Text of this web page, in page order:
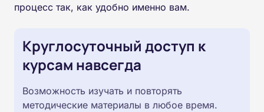
процесс так, как удобно именно вам.
Круглосуточный доступ к
курсам навсегда
Возможность изучать и повторять
методические материалы в любое время.